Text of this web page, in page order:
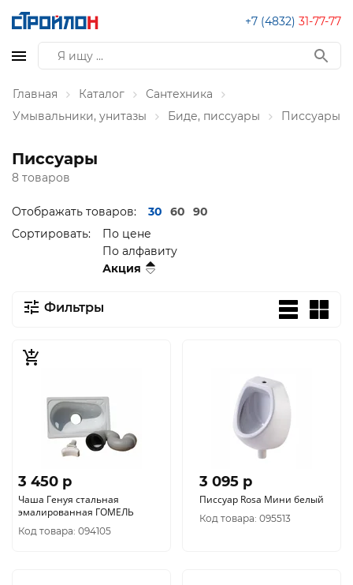
+7 (4832) 31-77-77
Главная Каталог
Сантехника
Умывальники, унитазы
Биде, писсуары Писсуары
Писсуары
8 товаров
Отображать товаров: 30 60
90
Сортировать:
По цене
По алфавиту
Акция
Фильтры
3 450 p
Чаша Генуя стальная
эмалированная ГОМЕЛЬ
Код товара: 094105
3 095 p
Писсуар Rosa Мини белый
Код товара: 095513